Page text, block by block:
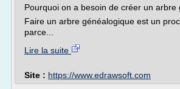
Pourquoi on a besoin de créer un arbre
Faire un arbre généalogique est un
parce...
Lire la suite
Site : https://www.edrawsoft.com